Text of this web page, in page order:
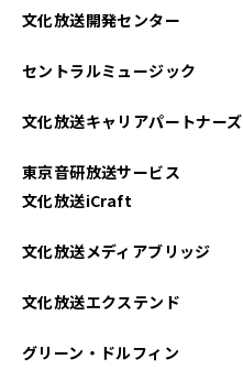
2024年09月
2024年08月
2024年07月
文化放送開発センター
セントラルミュージック
文化放送キャリアパートナーズ
東京音研放送サービス
文化放送iCraft
文化放送メディアブリッジ
文化放送エクステンド
グリーン・ドルフィン